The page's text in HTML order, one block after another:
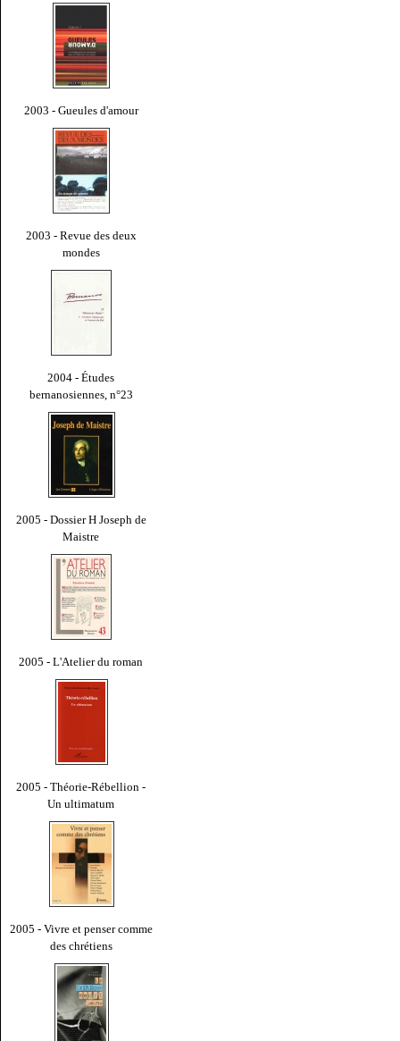
2003 - Gueules d'amour
2003 - Revue des deux
mondes
2004 - Études
bernanosiennes, n°23
2005 - Dossier H Joseph de
Maistre
2005 - L'Atelier du roman
2005 - Théorie-Rébellion -
Un ultimatum
2005 - Vivre et penser comme
des chrétiens